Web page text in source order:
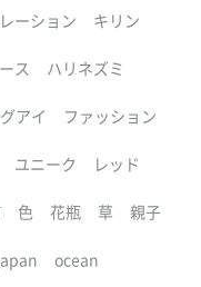
ーション キリン
ス ハリネズミ
アイ ファッション
ユニーク レッド
色 花瓶 草 親子
ocean